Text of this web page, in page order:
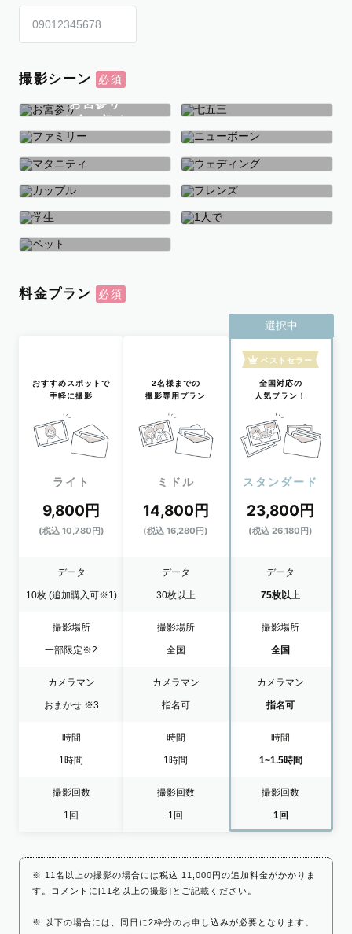
撮影シーン
お宮参り
お食い初め
七五三
ファミリー ニューボーン
マタニティ ウェディング
カップル フレンズ
学生
料金プラン
おすすめスポットで
手軽に撮影
ライト
9,800円
(税込 10,780円)
データ
10枚 (追加購入可※1)
撮影場所
一部限定※2
カメラマン
おまかせ ※3
時間
1時間
撮影回数
1回
2名様までの
撮影専用プラン
ミドル
14,800円
(税込 16,280円)
データ
30枚以上
撮影場所
全国
カメラマン
指名可
時間
1時間
撮影回数
1回
選択中
ベストセラー
全国対応の
人気プラン！
スタンダード
23,800円
(税込 26,180円)
データ
75枚以上
撮影場所
全国
カメラマン
指名可
時間
1~1.5時間
撮影回数
1回
※ 11名以上の撮影の場合には税込 11,000円の追加料金がかかりま
す。コメントに[11名以上の撮影]とご記載ください。
※ 以下の場合には、同日に2枠分のお申し込みが必要となります。